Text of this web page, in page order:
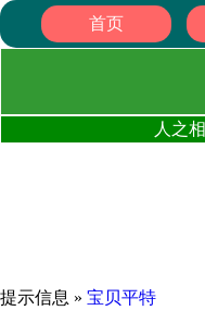
首页
人之
提示信息 » 宝贝平特